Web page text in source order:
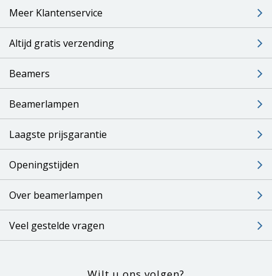
Meer Klantenservice
Altijd gratis verzending
Beamers
Beamerlampen
Laagste prijsgarantie
Openingstijden
Over beamerlampen
Veel gestelde vragen